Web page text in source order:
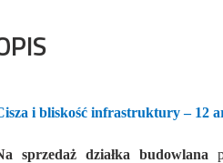
i bliskość infrastruktury – 12
sprzedaż działka budowlana